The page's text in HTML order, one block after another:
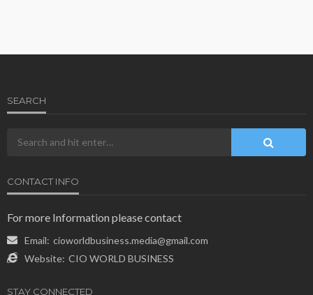
SEARCH
CONTACT INFO
For more Information please contact
Email: cioworldbusiness.media@gmail.com
Website: CIO WORLD BUSINESS
STAY CONNECTED